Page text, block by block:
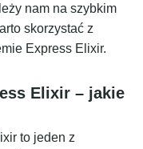
nam na szybkim
skorzystać z
Express Elixir.
Elixir – jakie
to jeden z